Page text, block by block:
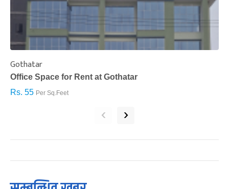
Gothatar
Office Space for Rent at Gothatar
Rs. 55 Per Sq.Feet
‹ ›